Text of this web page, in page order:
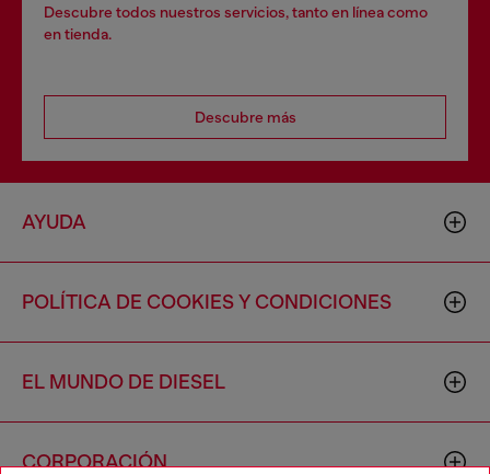
Descubre todos nuestros servicios, tanto en línea como
en tienda.
Descubre más
AYUDA
POLÍTICA DE COOKIES Y CONDICIONES
EL MUNDO DE DIESEL
CORPORACIÓN